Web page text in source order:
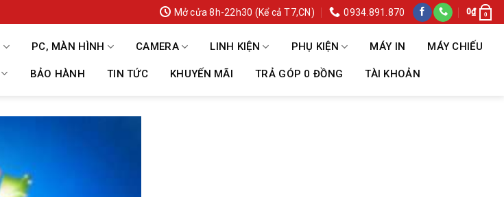
Mở cửa 8h-22h30 (Kể cả T7,CN) 0934.891.870 0₫ 0
PC, MÀN HÌNH CAMERA LINH KIỆN PHỤ KIỆN MÁY IN MÁY CHIẾU
BẢO HÀNH TIN TỨC KHUYẾN MÃI TRẢ GÓP 0 ĐỒNG TÀI KHOẢN